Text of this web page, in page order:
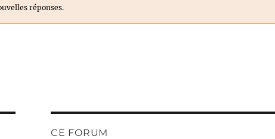
réponses.
CE FORUM